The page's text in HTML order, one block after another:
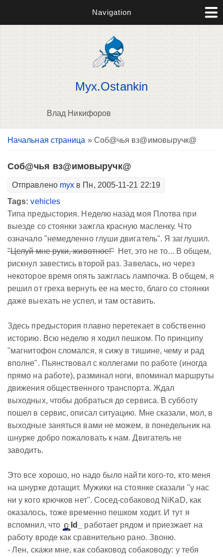
Navigation
Myx.Ostankin
Влад Никифоров
Вы здесь
Начальная страница » Соб@чья вз@имовыручк@
Соб@чья вз@имовыручк@
Отправлено myx в Пн, 2005-11-21 22:19
Tags:vehicles
Типа предыстория. Неделю назад моя Плотва при
выезде со стоянки зажгла красную масленку. Что
означало "немедленно глуши двигатель". Я заглушил.
"Целуй мне руки, животное!"Нет, это не то... В общем,
рискнул завестись второй раз. Завелась, но через
некоторое время опять зажглась лампочка. В общем, я
решил от греха вернуть ее на место, благо со стоянки
даже выехать не успел, и там оставить.
Здесь предыстория плавно перетекает в собственно
историю. Всю неделю я ходил пешком. По принципу
"магнитофон сломался, я сижу в тишине, чему и рад
вполне". Пьянствовал с коллегами по работе (иногда
прямо на работе), разминал ноги, впоминал маршруты
движения общественного транспорта. Ждал
выходных, чтобы добраться до сервиса. В субботу
пошел в сервис, описал ситуацию. Мне сказали, мол, в
выходные заняться вами не можем, в понедельник на
шнурке добро пожаловать к нам. Двигатель не
заводить.
Это все хорошо, но надо было найти кого-то, кто меня
на шнурке дотащит. Мужики на стоянке сказали "у нас
ни у кого крючков нет". Сосед-собаковод NiKaD, как
оказалось, тоже временно пешком ходит. И тут я
вспомнил, что
ld_
работает рядом и приезжает на
работу вроде как сравнительно рано. Звоню.
- Лен, скажи мне, как собаковод собаководу: у тебя